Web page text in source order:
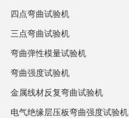
四点弯曲试验机
三点弯曲试验机
弯曲弹性模量试验机
弯曲强度试验机
金属线材反复弯曲试验机
电气绝缘层压板弯曲强度试验机